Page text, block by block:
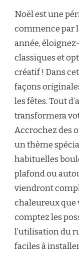
Noël est une
commence par
année,
classiques et
créatif ! Dans
façons
les fêtes. Tout
transformera
Accrochez des
un thème
habituelles
plafond ou
viendront
chaleureux que
comptez les
l’utilisation du
faciles à